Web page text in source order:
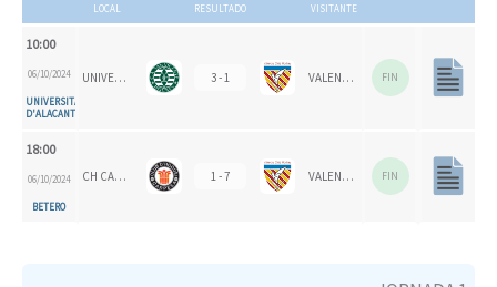
LOCAL RESULTADO VISITANTE
10:00
06/10/2024
UNIVERSITAT
D'ALACANT
UNIVERSITAT D'ALACANT - SAN VICENTE B 3 - 1 VALENCIA CH 1924 FIN
18:00
06/10/2024
BETERO
CH CARPESA 1 - 7 VALENCIA CH FIN